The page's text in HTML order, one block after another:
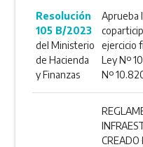
Resolución
105 B/2023
del Ministerio
de Hacienda
y Finanzas
Aprueba
ejercicio
Ley Nº
Nº
CREADO